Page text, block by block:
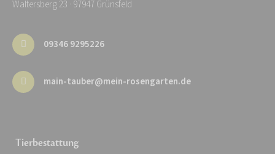
Waltersberg 23 · 97947 Grünsfeld
09346 9295226
main-tauber@mein-rosengarten.de
Tierbestattung